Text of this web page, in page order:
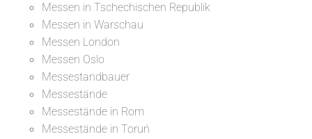
Messen in Tschechischen Republik
Messen in Warschau
Messen London
Messen Oslo
Messestandbauer
Messestände
Messestände in Rom
Messestände in Toruń